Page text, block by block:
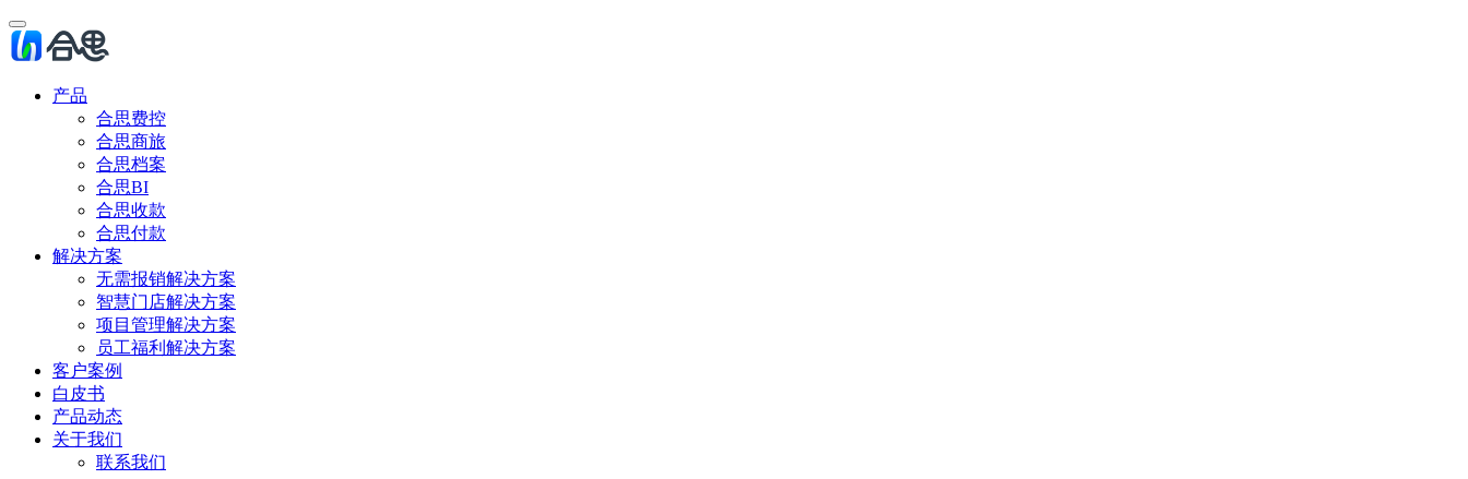
产品
合思费控
合思商旅
合思档案
合思BI
合思收款
合思付款
解决方案
无需报销解决方案
智慧门店解决方案
项目管理解决方案
员工福利解决方案
客户案例
白皮书
产品动态
关于我们
联系我们